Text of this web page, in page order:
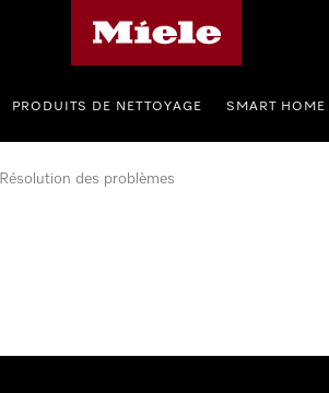
PRODUITS DE NETTOYAGE SMART HOME
Résolution des problèmes